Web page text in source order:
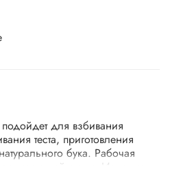
для взбивания
теста, приготовления
бука. Рабочая
стали. Изделие
принадлежностей Эко.